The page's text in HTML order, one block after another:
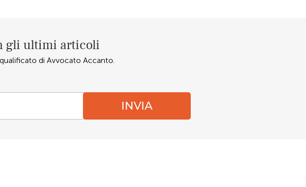
gli ultimi articoli
di Avvocato Accanto.
INVIA